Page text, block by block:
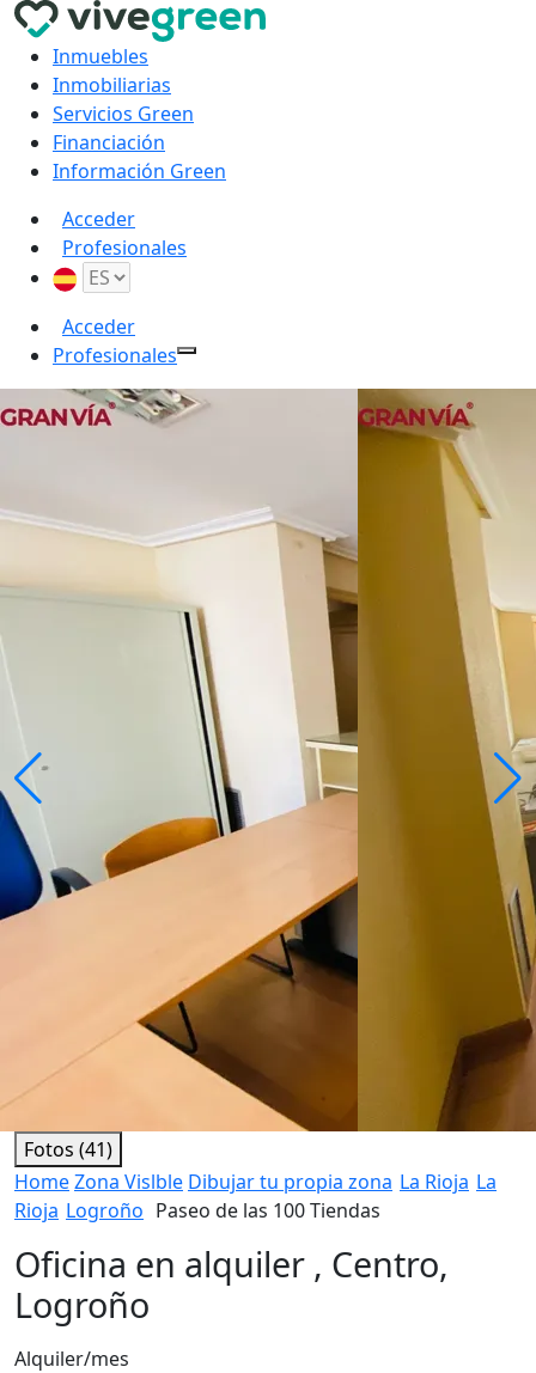
Inmuebles
Inmobiliarias
Servicios Green
Financiación
Información Green
Acceder
Profesionales
Acceder
Profesionales
Fotos (41)
HomeZona Vislble Dibujar tu propia zona La Rioja La
Rioja Logroño Paseo de las 100 Tiendas
Oficina en alquiler , Centro,
Logroño
Alquiler/mes